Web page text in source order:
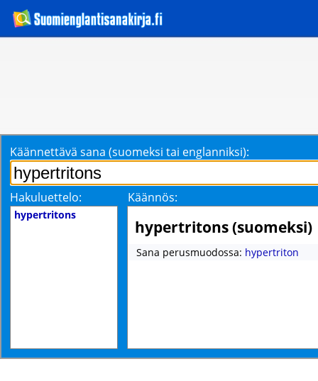
Käännettävä sana (suomeksi tai englanniksi):
Hakuluettelo: Käännös:
hypertritons
hypertritons (suomeksi)
Sana perusmuodossa: hypertriton